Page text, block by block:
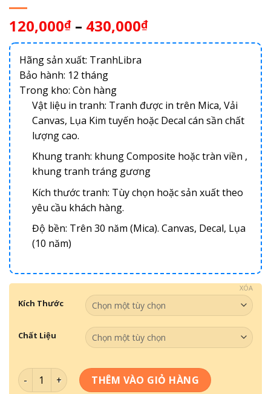
120,000₫ – 430,000₫
Hãng sản xuất: TranhLibra
Bảo hành: 12 tháng
Trong kho: Còn hàng
Vật liệu in tranh: Tranh được in trên Mica, Vải
Canvas, Lụa Kim tuyến hoặc Decal cán sần chất
lượng cao.
Khung tranh: khung Composite hoặc tràn viền ,
khung tranh tráng gương
Kích thước tranh: Tùy chọn hoặc sản xuất theo
yêu cầu khách hàng.
Độ bền: Trên 30 năm (Mica). Canvas, Decal, Lụa
(10 năm)
Kích Thước
Chất Liệu
XÓA
Tranh Phong Cảnh- Tranh Hà Nội Xưa 057 số lượng
THÊM VÀO GIỎ HÀNG